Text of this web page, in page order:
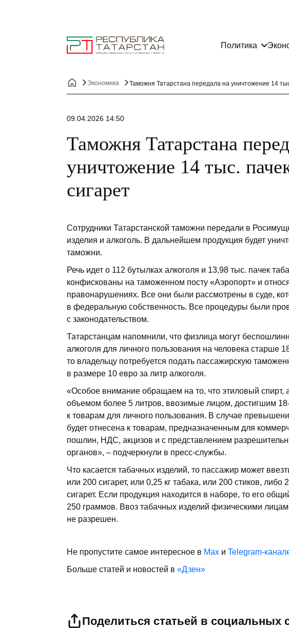
Политика
Экономика Таможня Татарстана передала на уничтожение 14
09.04.2026 14:50
Таможня Татарстана
уничтожение 14 тыс.
сигарет
Сотрудники Татарстанской таможни передали в
изделия и алкоголь. В дальнейшем продукция будет
таможни.
Речь идет о 112 бутылках алкоголя и 13,98 тыс. пачек
конфискованы на таможенном посту «Аэропорт» и
правонарушениях. Все они были рассмотрены в суде,
в федеральную собственность. Все процедуры были
с законодательством.
Татарстанцам напомнили, что физлица могут
алкоголя для личного пользования на человека старше
то владельцу потребуется подать пассажирскую
в размере 10 евро за литр алкоголя.
«Особое внимание обращаем на то, что этиловый спирт,
объемом более 5 литров, ввозимые лицом, достигшим 18-
к товарам для личного пользования. В случае
будет отнесена к товарам, предназначенным для
пошлин, НДС, акцизов и с представлением
органов», – подчеркнули в пресс-службы.
Что касается табачных изделий, то пассажир может
или 200 сигарет, или 0,25 кг табака, или 200 стиков,
сигарет. Если продукция находится в наборе, то его
250 граммов. Ввоз табачных изделий физическими
не разрешен.
Не пропустите самое интересное в Max и Telegram-
Больше статей и новостей в «Дзен»
Поделиться статьей в социальных